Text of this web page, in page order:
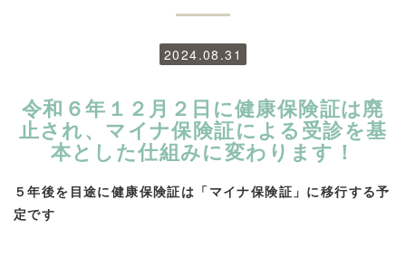
2024.08.31
令和６年１２月２日に健康保険証は廃
止され、マイナ保険証による受診を基
本とした仕組みに変わります！
５年後を目途に健康保険証は「マイナ保険証」に移行する予
定です